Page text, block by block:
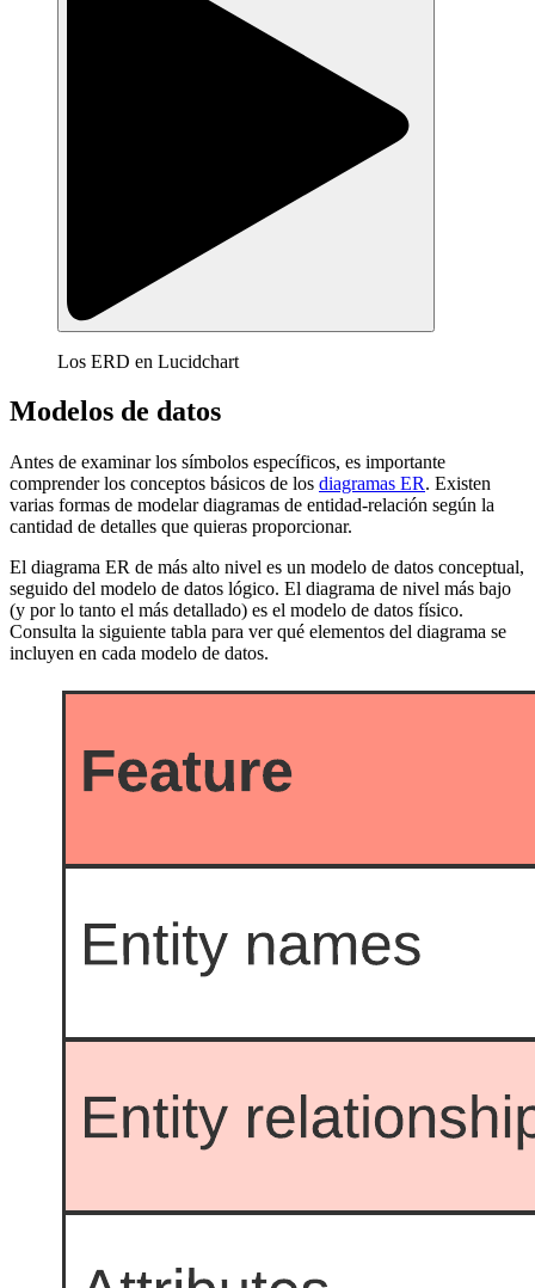
Los ERD en Lucidchart
Modelos de datos
Antes de examinar los símbolos específicos, es importante
comprender los conceptos básicos de los diagramas ER. Existen
varias formas de modelar diagramas de entidad-relación según la
cantidad de detalles que quieras proporcionar.
El diagrama ER de más alto nivel es un modelo de datos conceptual,
seguido del modelo de datos lógico. El diagrama de nivel más bajo
(y por lo tanto el más detallado) es el modelo de datos físico.
Consulta la siguiente tabla para ver qué elementos del diagrama se
incluyen en cada modelo de datos.